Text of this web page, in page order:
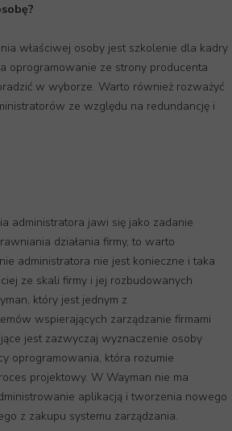
właściwej osoby jest szkolenie dla kadry
oprogramowanie ze strony producenta
w wyborze. Warto również rozważyć
ze względu na redundancję i
administratora jawi się jako zadanie
działania firmy, to warto
administratora nie jest konieczne i taka
ze skali firmy i jej rozbudowanych
który jest jednym z
wspierających zarządzanie firmami
jest zazwyczaj wyznaczenie osoby
oprogramowania, która rozumie
projektowy. W Wayman nie ma
aplikacją i tworzenia nowego
z zakupu systemu zarządzania.